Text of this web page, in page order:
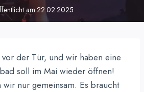
am 22.02.2025
der Tür, und wir haben eine
soll im Mai wieder öffnen!
nur gemeinsam. Es braucht